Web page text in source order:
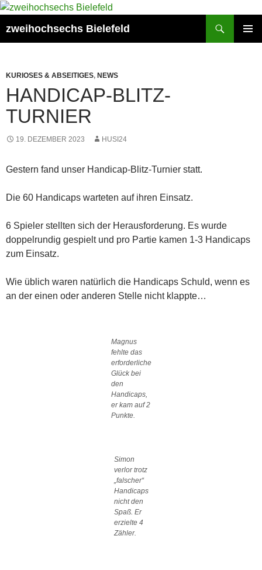
Zum
springen
zweihochsechs Bielefeld
KURIOSES & ABSEITIGES, NEWS
HANDICAP-BLITZ-
TURNIER
19. DEZEMBER 2023 HUSI24
Gestern fand unser Handicap-Blitz-Turnier statt.
Die 60 Handicaps warteten auf ihren Einsatz.
6 Spieler stellten sich der Herausforderung. Es wurde
doppelrundig gespielt und pro Partie kamen 1-3 Handicaps
zum Einsatz.
Wie üblich waren natürlich die Handicaps Schuld, wenn es
an der einen oder anderen Stelle nicht klappte…
Magnus
fehlte das
erforderliche
Glück bei
den
Handicaps,
er kam auf 2
Punkte.
Simon
verlor trotz
„falscher“
Handicaps
nicht den
Spaß. Er
erzielte 4
Zähler.